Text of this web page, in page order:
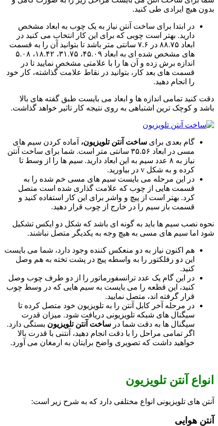
بدون هیچ ایرادی طی کنید.
در ابتدا برای ساخت آنتن نیاز به یک چوب به ابعاد مشخص
دارید. بهتر است چوبی که برای این کار انتخاب می کنید در
ابعاد ۸۸.۷۵ در ۷.۶ سانتی متر باشد تا بتوانید آن را به قسمت
های مشخص شده ای به ابعاد ۴۵.۰۹، ۳۱.۷۵، ۱۸.۴۲، ۵.۰۸
اندازه برش زده و آن ها را با علامتی مشخص نمایید تا در
قسمت های بعد کار، بتوانید در نقاط علامت گذاشته، کار خود
را انجام دهید.
دقت کنید تمامی اندازه ها و ابعاد می بایست طبق گفته های بالا
باشد و کوچک ترین اشتباهی به روی نتیجه کار تاثیر خواهد گذاشت.
گام بعدی برای ساخت آنتن تلویزیون، آماده کردن سیم های
مسی در ابعاد ۳۵.۵۶ سانتی متر است. شما برای ساخت آنتن
نیاز به ۸ عدد سیم به این ابعاد دارید. سیم ها را از وسط تا
کرده و به شکل v در بیاورید.
در این مرحله می بایست سیم های مسی خم شده را به
قسمت هایی از چوب که علامت گذاری شده است متصل
کرد. بهتر است از پیچ و واشر برای این کار استفاده کنید و
قسمت باز سیم را در خارج از چوب قرار دهید.
نحوه نصب سیم ها باید به گونه ای باشد که شکل دو ایکس تشکیل
شود اما سیم های مسی به هیچ وجه به یکدیگر متصل نباشند.
هم اکنون نیاز به دو منعکس کننده وجود دارد، شما می بایست
این دو رفلکتور را به واسطه پیچ در پشت تخته به هم وصل
کنید.
در این گام یک عدد ترانسفورماتور را از دو طرف چوب وصل
کنید، این قطعه را می بایست به سیم هایی که در وسط چوب
قرار گرفته اند، متصل نمایید.
در مرحله آخر کابل آنتن را به تلویزیون خود متصل کرده تا
سیگنال های شبکه تلویزیونی دریافت شود. میزان قدرت
سیگنال ها به دقت شما در ساخت آنتن تلویزیون بستگی دارد.
اگر تمامی مراحل را با دقت انجام دهید، آنتنی با قدرت بالا
خواهید داشت که تصویری واضح برایتان به ارمغان می آورد.
انواع آنتن تلویزیون
آنتن های تلویزیونی انواع مختلفی دارد که به شرح زیر است:
آنتن هوایی